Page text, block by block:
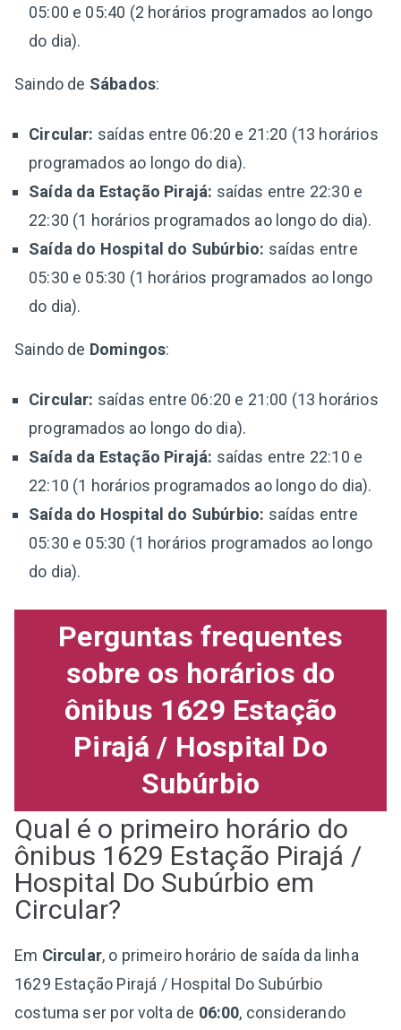
05:00 e 05:40 (2 horários programados ao longo
do dia).
Saindo de Sábados:
Circular: saídas entre 06:20 e 21:20 (13 horários
programados ao longo do dia).
Saída da Estação Pirajá: saídas entre 22:30 e
22:30 (1 horários programados ao longo do dia).
Saída do Hospital do Subúrbio: saídas entre
05:30 e 05:30 (1 horários programados ao longo
do dia).
Saindo de Domingos:
Circular: saídas entre 06:20 e 21:00 (13 horários
programados ao longo do dia).
Saída da Estação Pirajá: saídas entre 22:10 e
22:10 (1 horários programados ao longo do dia).
Saída do Hospital do Subúrbio: saídas entre
05:30 e 05:30 (1 horários programados ao longo
do dia).
Perguntas frequentes
sobre os horários do
ônibus 1629 Estação
Pirajá / Hospital Do
Subúrbio
Qual é o primeiro horário do
ônibus 1629 Estação Pirajá /
Hospital Do Subúrbio em
Circular?
Em Circular, o primeiro horário de saída da linha
1629 Estação Pirajá / Hospital Do Subúrbio
costuma ser por volta de 06:00, considerando